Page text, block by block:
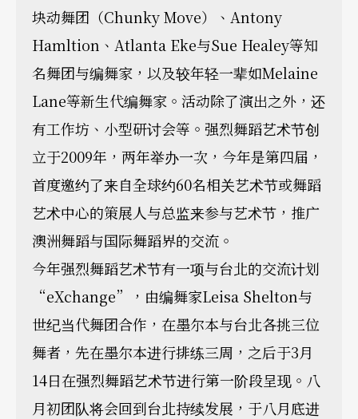
块动舞团（Chunky Move）、Antony
Hamltion、Atlanta Eke与Sue Healey等知
名舞团与编舞家，以及较年轻一辈如Melaine
Lane等新生代编舞家。活动除了演出之外，还
有工作坊、小型研讨会等。强烈舞蹈艺术节创
立于2009年，两年举办一次，今年是第四届，
首度邀约了来自全球约60名相关艺术节或舞蹈
艺术中心的策展人与总监来参与艺术节，推广
澳洲舞蹈与国际舞蹈界的交流。
今年强烈舞蹈艺术节有一项与台北的交流计划
“eXchange”，由编舞家Leisa Shelton与
世纪当代舞团合作，在墨尔本与台北各挑三位
舞者，先在墨尔本进行排练三周，之后于3月
14日在强烈舞蹈艺术节进行第一阶段呈现。八
月初团队将会回到台北持续发展，于八月底进